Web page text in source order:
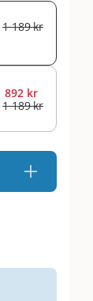
1 189 kr
892 kr
1 189 kr